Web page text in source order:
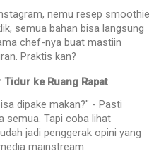
nemu resep smoothie
semua bahan bisa langsung
chef-nya buat mastiin
Praktis kan?
ke Ruang Rapat
dipake makan?" - Pasti
semua. Tapi coba lihat
jadi penggerak opini yang
mainstream.